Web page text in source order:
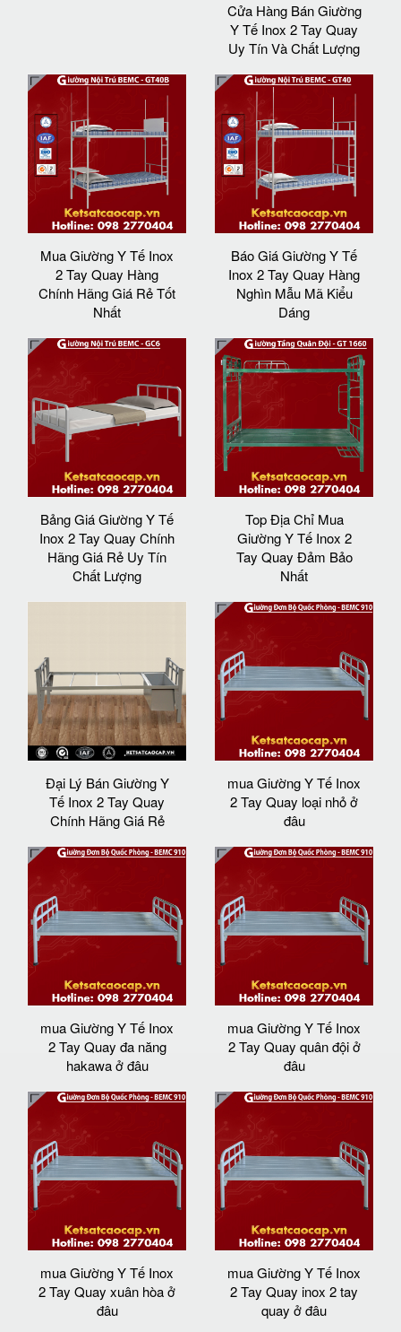
Cửa Hàng Bán Giường
Y Tế Inox 2 Tay Quay
Uy Tín Và Chất Lượng
Mua Giường Y Tế Inox
2 Tay Quay Hàng
Chính Hãng Giá Rẻ Tốt
Nhất
Báo Giá Giường Y Tế
Inox 2 Tay Quay Hàng
Nghìn Mẫu Mã Kiểu
Dáng
Bảng Giá Giường Y Tế
Inox 2 Tay Quay Chính
Hãng Giá Rẻ Uy Tín
Chất Lượng
Top Địa Chỉ Mua
Giường Y Tế Inox 2
Tay Quay Đảm Bảo
Nhất
Đại Lý Bán Giường Y
Tế Inox 2 Tay Quay
Chính Hãng Giá Rẻ
mua Giường Y Tế Inox
2 Tay Quay loại nhỏ ở
đâu
mua Giường Y Tế Inox
2 Tay Quay đa năng
hakawa ở đâu
mua Giường Y Tế Inox
2 Tay Quay quân đội ở
đâu
mua Giường Y Tế Inox
2 Tay Quay xuân hòa ở
đâu
mua Giường Y Tế Inox
2 Tay Quay inox 2 tay
quay ở đâu